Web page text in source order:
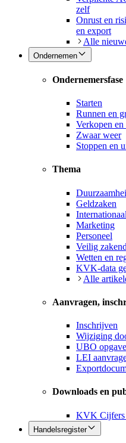
zelf
Onrust en
en export
Alle
Ondernemen
Ondernemersfase
Starten
Runnen en
Verkopen en
Zwaar weer
Stoppen en
Thema
Geldzaken
Internationaal
Marketing
Personeel
Veilig
Wetten en
KVK-data
Alle
Aanvragen,
Inschrijven
Wijziging
UBO
LEI
Downloads en
KVK Cijfers
Handelsregister